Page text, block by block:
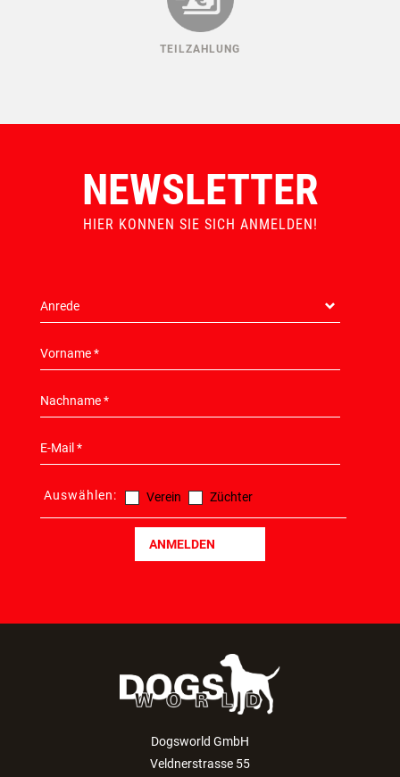
TEILZAHLUNG
NEWSLETTER
HIER KONNEN SIE SICH ANMELDEN!
Auswählen: Verein Züchter
ANMELDEN
Dogsworld GmbH
Veldnerstrasse 55